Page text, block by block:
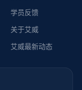
学员反馈
关于艾威
艾威最新动态